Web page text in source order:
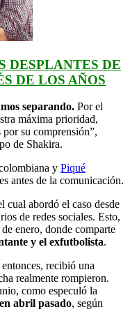
DESPLANTES DE
DE LOS AÑOS
separando. Por el
máxima prioridad,
su comprensión”,
de Shakira.
y Piqué
antes de la comunicación.
cual abordó el caso desde
de redes sociales. Esto,
enero, donde comparte
y el exfutbolista.
recibió una
realmente rompieron.
como especuló la
abril pasado, según